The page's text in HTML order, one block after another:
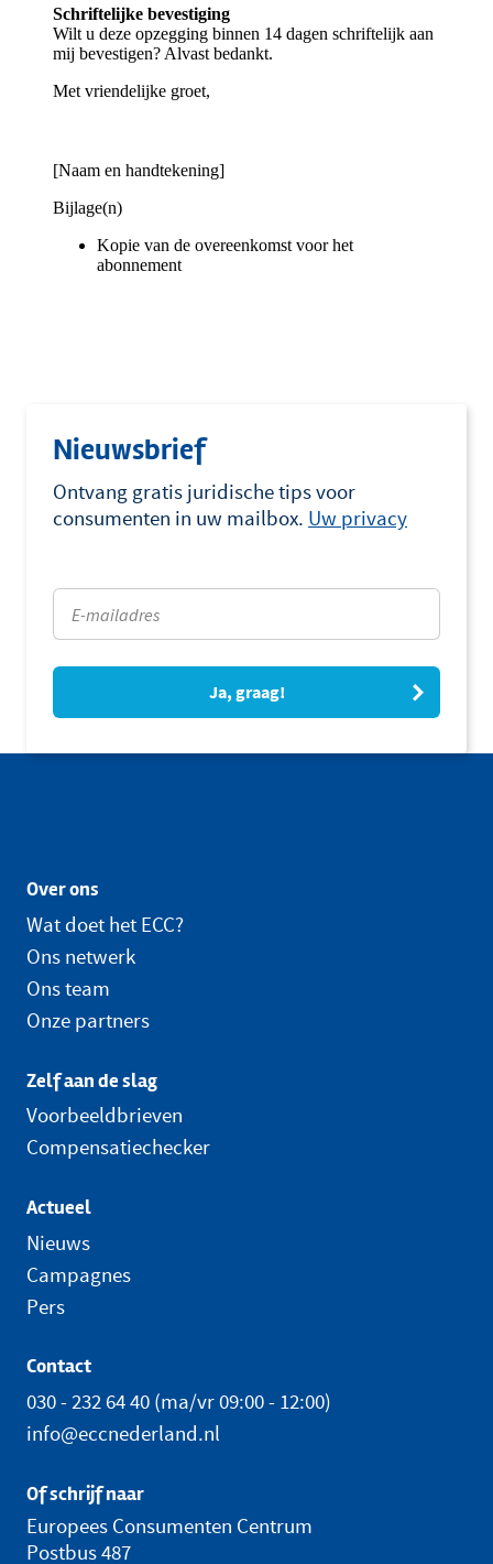
Nieuwsbrief
Ontvang gratis juridische tips voor
consumenten in uw mailbox. Uw privacy
Ja, graag!
Over ons
Wat doet het ECC?
Ons netwerk
Ons team
Onze partners
Zelf aan de slag
Voorbeeldbrieven
Compensatiechecker
Actueel
Nieuws
Campagnes
Pers
Contact
030 - 232 64 40 (ma/vr 09:00 - 12:00)
info@eccnederland.nl
Of schrijf naar
Europees Consumenten Centrum
Postbus 487